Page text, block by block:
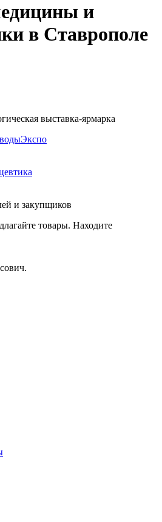
и
в Ставрополе
выставка-ярмарка
и закупщиков
товары. Находите